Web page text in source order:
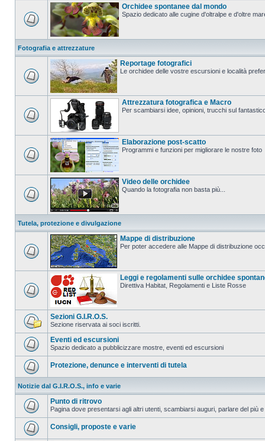
Orchidee spontanee dal mondo
Spazio dedicato alle cugine d'oltralpe e d'oltre
Fotografia e attrezzature
Reportage fotografici
Le orchidee delle vostre escursioni e località
Attrezzatura fotografica e Macro
Per scambiarsi idee, opinioni, trucchi sul
Elaborazione post-scatto
Programmi e funzioni per migliorare le nostre foto
Video delle orchidee
Quando la fotografia non basta più...
Tutela, protezione e divulgazione
Mappe di distribuzione
Per poter accedere alle Mappe di distribuzione
Leggi e regolamenti sulle orchidee
Direttiva Habitat, Regolamenti e Liste Rosse
Sezioni G.I.R.O.S.
Sezione riservata ai soci iscritti.
Eventi ed escursioni
Spazio dedicato a pubblicizzare mostre, eventi ed escursioni
Protezione, denunce e interventi di tutela
Notizie dal G.I.R.O.S., info e varie
Punto di ritrovo
Pagina dove presentarsi agli altri utenti, scambiarsi auguri, parlare del più
Consigli, proposte e varie